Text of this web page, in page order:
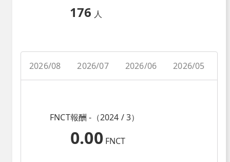
176 人
2026/08 2026/07 2026/06 2026/05
FNCT報酬 -（2024 / 3）
0.00 FNCT